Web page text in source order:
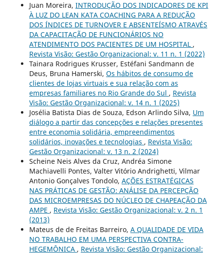
Juan Moreira, INTRODUÇÃO DOS INDICADORES DE KPI
À LUZ DO LEAN KATA COACHING PARA A REDUÇÃO
DOS ÍNDICES DE TURNOVER E ABSENTEÍSMO ATRAVÉS
DA CAPACITAÇÃO DE FUNCIONÁRIOS NO
ATENDIMENTO DOS PACIENTES DE UM HOSPITAL ,
Revista Visão: Gestão Organizacional: v. 11 n. 1 (2022)
Tainara Rodrigues Krusser, Estéfani Sandmann de
Deus, Bruna Hamerski, Os hábitos de consumo de
clientes de lojas virtuais e sua relação com as
empresas familiares no Rio Grande do Sul , Revista
Visão: Gestão Organizacional: v. 14 n. 1 (2025)
Josélia Batista Dias de Souza, Edson Arlindo Silva, Um
diálogo a partir das concepções e relações presentes
entre economia solidária, empreendimentos
solidários, inovações e tecnologias , Revista Visão:
Gestão Organizacional: v. 13 n. 2 (2024)
Scheine Neis Alves da Cruz, Andréa Simone
Machiavelli Pontes, Valter Vitório Andrighetti, Vilmar
Antonio Gonçalves Tondolo, AÇÕES ESTRATÉGICAS
NAS PRÁTICAS DE GESTÃO: ANÁLISE DA PERCEPÇÃO
DAS MICROEMPRESAS DO NÚCLEO DE CHAPEAÇÃO DA
AMPE , Revista Visão: Gestão Organizacional: v. 2 n. 1
(2013)
Mateus de de Freitas Barreiro, A QUALIDADE DE VIDA
NO TRABALHO EM UMA PERSPECTIVA CONTRA-
HEGEMÔNICA , Revista Visão: Gestão Organizacional: